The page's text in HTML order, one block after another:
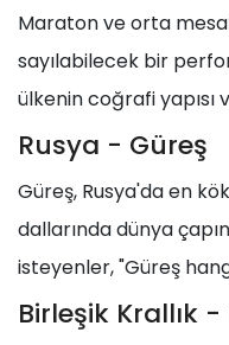
Maraton ve orta
sayılabilecek bir
ülkenin coğrafi yapısı
Rusya - Güreş
Güreş, Rusya'da en
dallarında dünya
isteyenler, "Güreş
Birleşik Krallık